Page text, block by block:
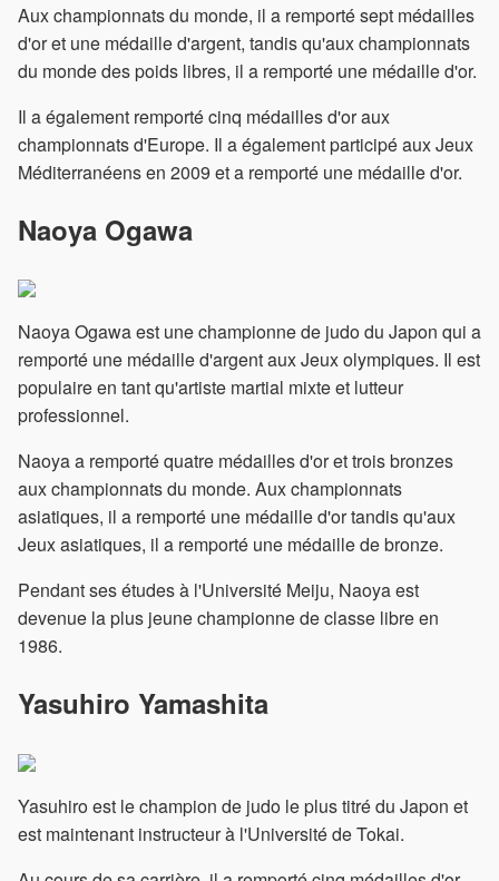
Aux championnats du monde, il a remporté sept médailles
d'or et une médaille d'argent, tandis qu'aux championnats
du monde des poids libres, il a remporté une médaille d'or.
Il a également remporté cinq médailles d'or aux
championnats d'Europe. Il a également participé aux Jeux
Méditerranéens en 2009 et a remporté une médaille d'or.
Naoya Ogawa
Naoya Ogawa est une championne de judo du Japon qui a
remporté une médaille d'argent aux Jeux olympiques. Il est
populaire en tant qu'artiste martial mixte et lutteur
professionnel.
Naoya a remporté quatre médailles d'or et trois bronzes
aux championnats du monde. Aux championnats
asiatiques, il a remporté une médaille d'or tandis qu'aux
Jeux asiatiques, il a remporté une médaille de bronze.
Pendant ses études à l'Université Meiju, Naoya est
devenue la plus jeune championne de classe libre en
1986.
Yasuhiro Yamashita
Yasuhiro est le champion de judo le plus titré du Japon et
est maintenant instructeur à l'Université de Tokai.